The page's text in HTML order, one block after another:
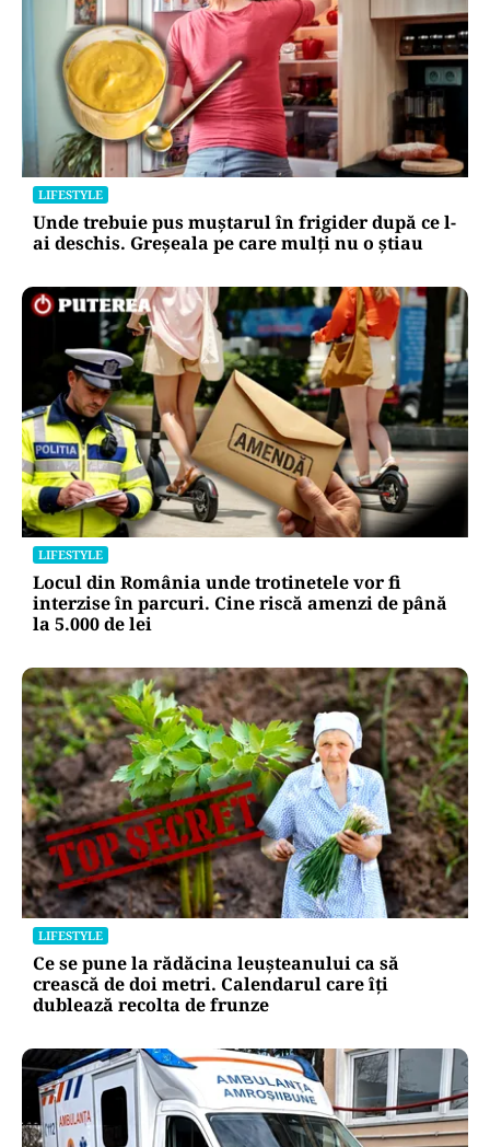
LIFESTYLE
Unde trebuie pus muștarul în frigider după ce l-
ai deschis. Greșeala pe care mulți nu o știau
LIFESTYLE
Locul din România unde trotinetele vor fi
interzise în parcuri. Cine riscă amenzi de până
la 5.000 de lei
LIFESTYLE
Ce se pune la rădăcina leușteanului ca să
crească de doi metri. Calendarul care îți
dublează recolta de frunze